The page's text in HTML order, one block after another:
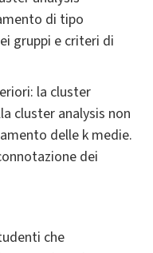
di tipo
gruppi e criteri di
la cluster
cluster analysis non
delle k medie.
dei
che